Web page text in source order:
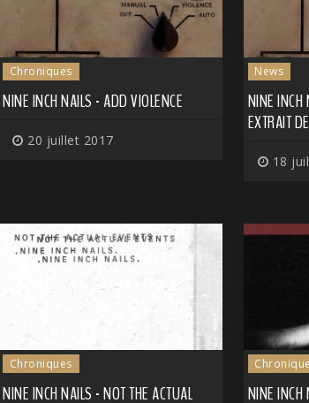
Chroniques
NINE INCH NAILS - ADD VIOLENCE
20 juillet 2017
News
NINE INCH
EXTRAIT
18
Chroniques
NINE INCH NAILS - NOT THE ACTUAL
NINE INCH